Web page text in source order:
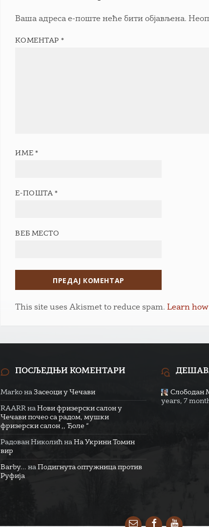
Ваша адреса е-поште неће бити објављена.
КОМЕНТАР *
ИМЕ *
Е-ПОШТА *
ВЕБ МЕСТО
This site uses Akismet to reduce spam.Learn
ПОСЉЕДЊИ КОМЕНТАРИ
Marko наЗасеоци у Чечави
RAARR наНови фризерски салон у
Чечави почео са радом, мушки
фризерски салон ,, Ђоле “
Радован Николић наНа Укрини Томин
вир
Barby... наПодигнута оптужница против
Руфија
Слободан
years, 7
EmailFacebookYouTube